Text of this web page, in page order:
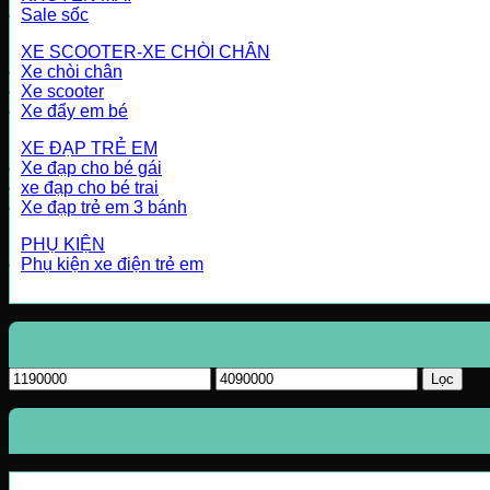
Sale sốc
XE SCOOTER-XE CHÒI CHÂN
Xe chòi chân
Xe scooter
Xe đẩy em bé
XE ĐẠP TRẺ EM
Xe đạp cho bé gái
xe đạp cho bé trai
Xe đạp trẻ em 3 bánh
PHỤ KIỆN
Phụ kiện xe điện trẻ em
Giá
tối
thiểu
Giá
tối
Lọc